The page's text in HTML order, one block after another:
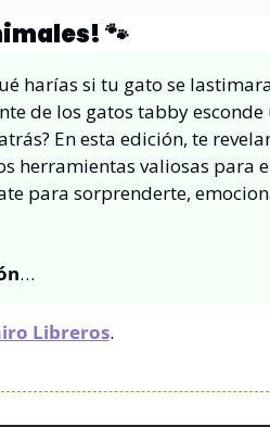
🐾
harías si tu gato se
de los gatos tabby esconde
En esta edición, te
herramientas valiosas para
para sorprenderte,
…
Libreros.